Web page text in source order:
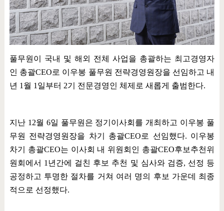
풀무원이 국내 및 해외 전체 사업을 총괄하는 최고경영자
인 총괄CEO로 이우봉 풀무원 전략경영원장을 선임하고 내
년 1 월 1 일부터 2기 전문경영인 체제로 새롭게 출범한다.
지난 12월 6일 풀무원은 정기이사회를 개최하고 이우봉 풀
무원 전략경영원장을 차기 총괄CEO로 선임했다. 이우봉
차기 총괄CEO는 이사회 내 위원회인 총괄CEO후보추천위
원회에서 1 년간에 걸친 후보 추천 및 심사와 검증, 선정 등
공정하고 투명한 절차를 거쳐 여러 명의 후보 가운데 최종
적으로 선정했다.